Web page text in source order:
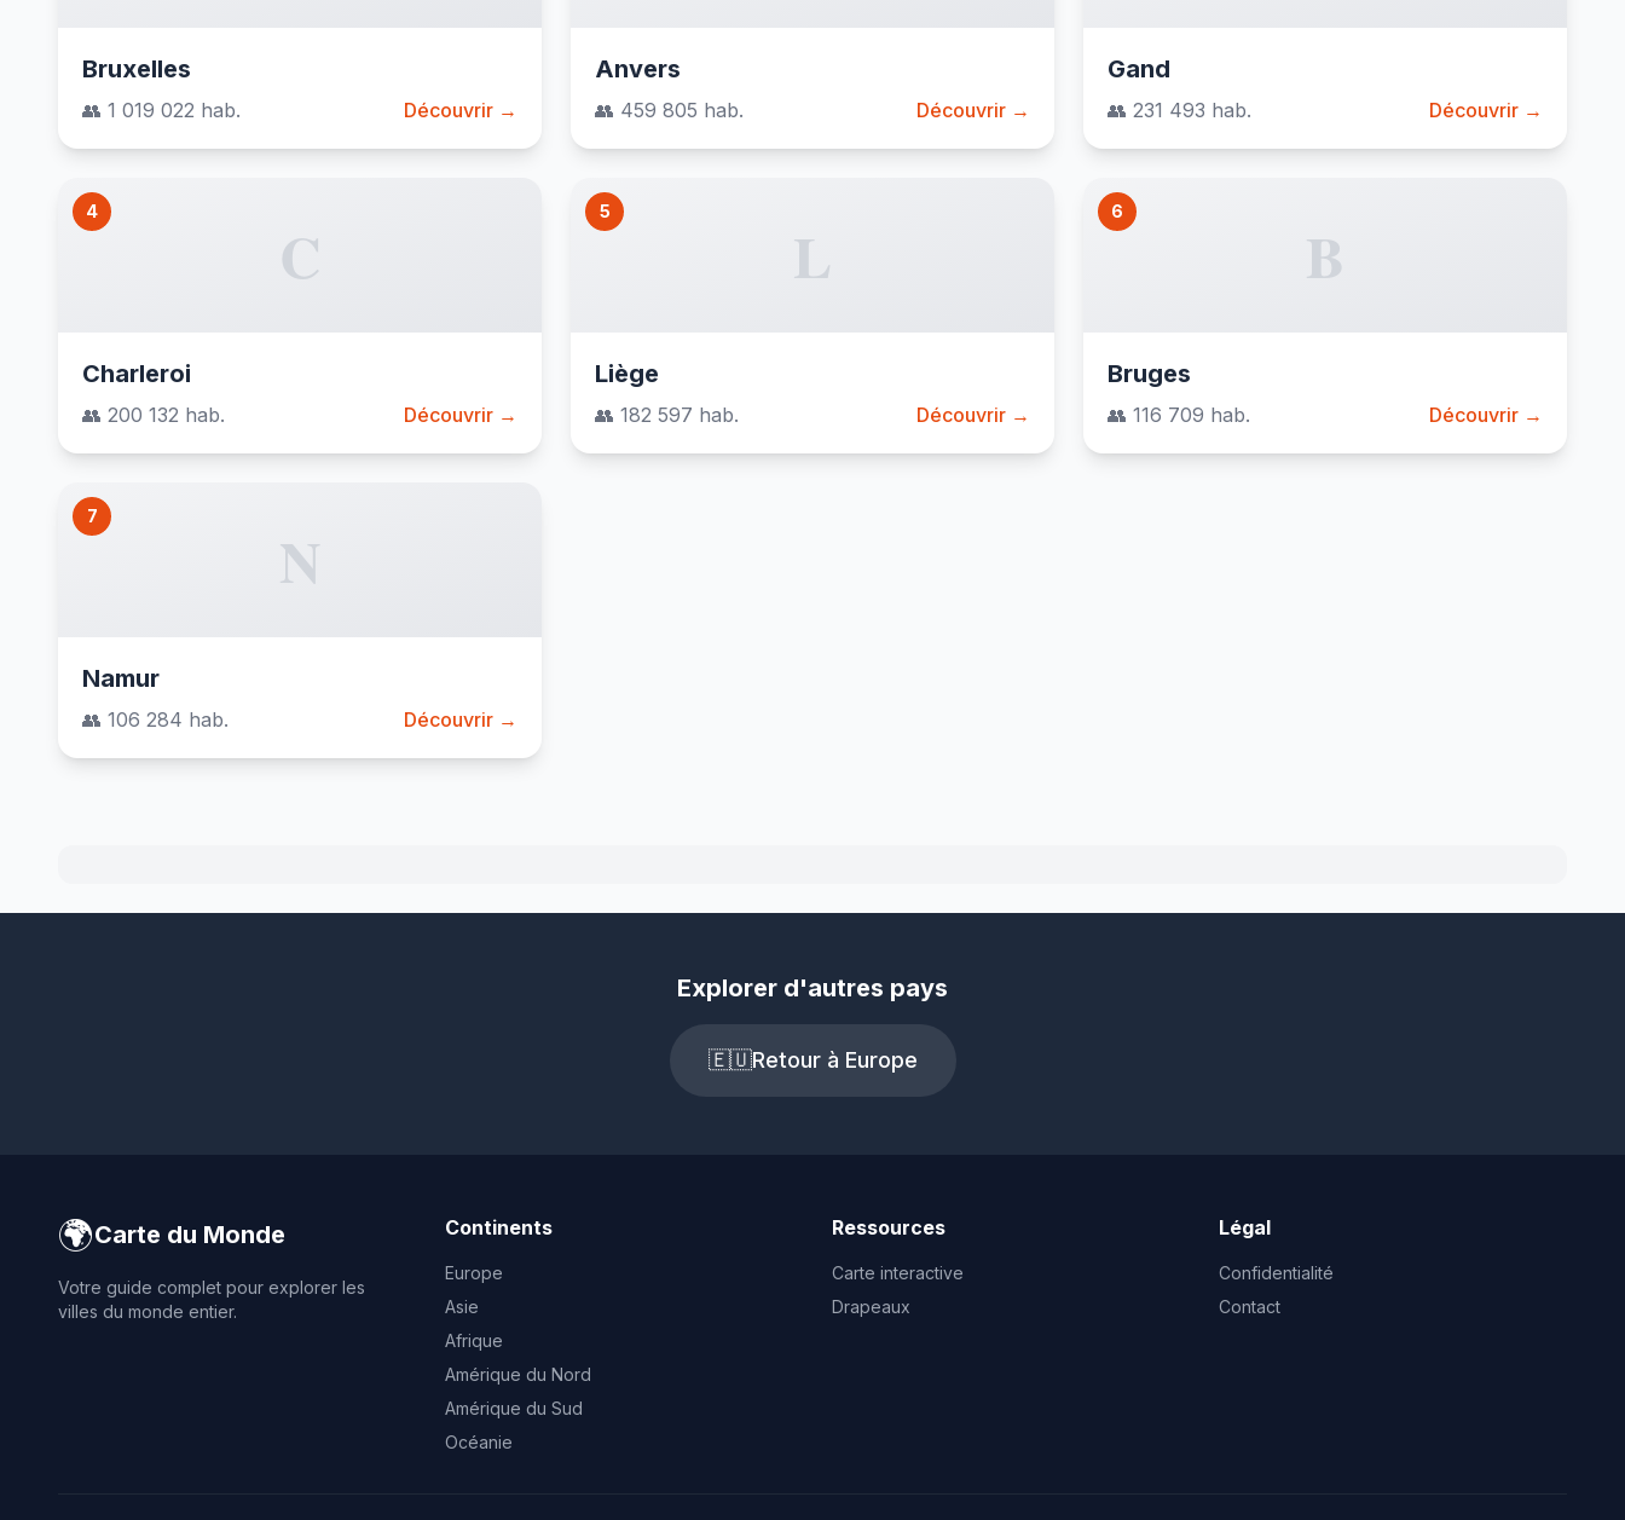
Bruxelles
👥 1 019 022 hab. Découvrir →
Anvers
👥 459 805 hab. Découvrir →
Gand
👥 231 493 hab. Découvrir →
4
C
Charleroi
👥 200 132 hab. Découvrir →
5
L
Liège
👥 182 597 hab. Découvrir →
6
B
Bruges
👥 116 709 hab. Découvrir →
7
N
Namur
👥 106 284 hab. Découvrir →
Explorer d'autres pays
🇪🇺Retour à Europe
🌍Carte du Monde
Votre guide complet pour explorer les
villes du monde entier.
Continents
Europe
Asie
Afrique
Amérique du Nord
Amérique du Sud
Océanie
Ressources
Carte interactive
Drapeaux
Légal
Confidentialité
Contact